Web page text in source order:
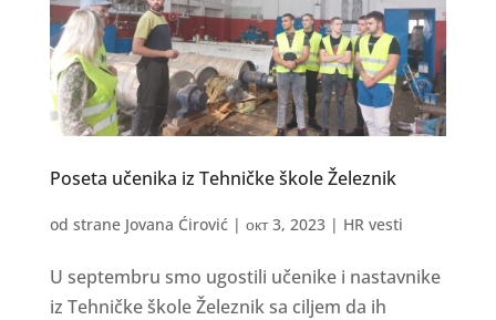
Poseta učenika iz Tehničke škole Železnik
od strane Jovana Ćirović| окт 3, 2023| HR vesti
U septembru smo ugostili učenike i nastavnike
iz Tehničke škole Železnik sa ciljem da ih